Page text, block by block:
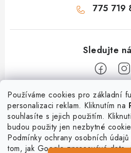
Používáme cookies pro základní
personalizaci reklam. Kliknutím na
souhlasíte s jejich použitím.
budou použity jen nezbytné
Podmínky ochrany osobních údajů
tom, jak Google zpracovává
775 719
Informace
O nás
Služby